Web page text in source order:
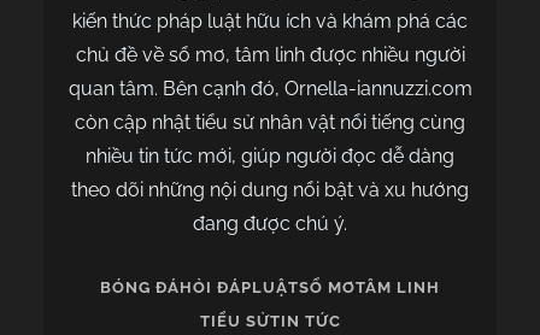
kiến thức pháp luật hữu ích và khám phá các
chủ đề về sổ mơ, tâm linh được nhiều người
quan tâm. Bên cạnh đó, Ornella-iannuzzi.com
còn cập nhật tiểu sử nhân vật nổi tiếng cùng
nhiều tin tức mới, giúp người đọc dễ dàng
theo dõi những nội dung nổi bật và xu hướng
đang được chú ý.
BÓNG ĐÁHỎI ĐÁPLUẬTSỔ MƠTÂM LINH
TIỂU SỬTIN TỨC